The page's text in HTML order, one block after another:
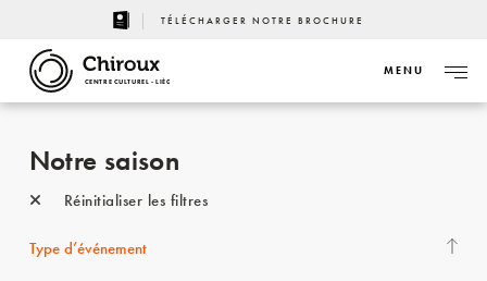
TÉLÉCHARGER NOTRE BROCHURE
CENTRE CULTUREL - LIÈGE
MENU
Notre saison
Réinitialiser les filtres
Type d’événement